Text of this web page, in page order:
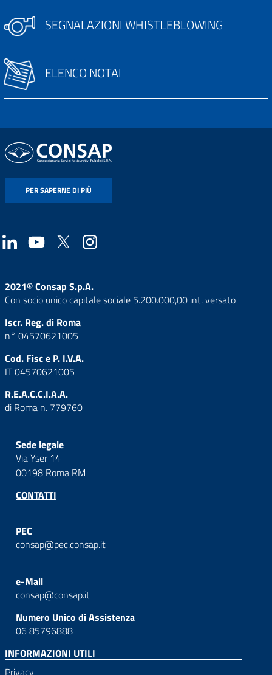
SEGNALAZIONI WHISTLEBLOWING
ELENCO NOTAI
PER SAPERNE DI PIÙ
2021© Consap S.p.A.
Con socio unico capitale sociale 5.200.000,00 int. versato
Iscr. Reg. di Roma
n° 04570621005
Cod. Fisc e P. I.V.A.
IT 04570621005
R.E.A.C.C.I.A.A.
di Roma n. 779760
Sede legale
Via Yser 14
00198 Roma RM
CONTATTI
PEC
consap@pec.consap.it
e-Mail
consap@consap.it
Numero Unico di Assistenza
06 85796888
INFORMAZIONI UTILI
Privacy